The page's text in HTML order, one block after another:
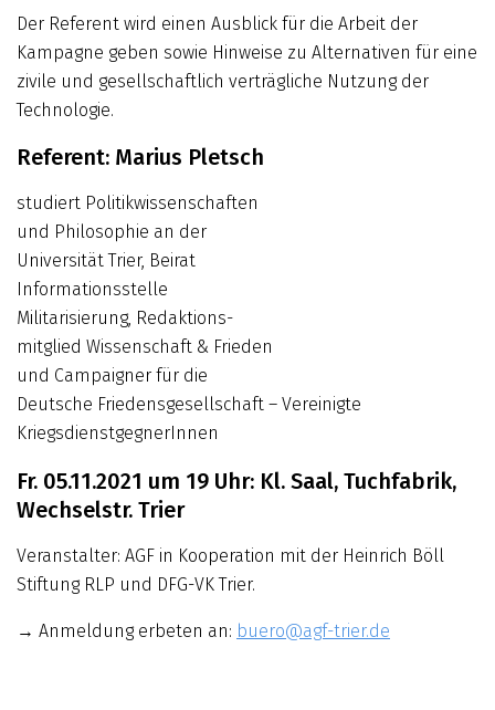
Der Referent wird einen Ausblick für die Arbeit der
Kampagne geben so­wie Hinweise zu Alternativen für eine
zivile und gesellschaftlich verträgliche Nutzung der
Technologie.
Referent: Marius Pletsch
studiert Politikwissenschaften
und Philosophie an der
Universität Trier, Beirat
Informationsstelle
Militarisierung, Redaktions­
mitglied Wissenschaft & Frieden
und Campaigner für die
Deutsche Friedens­gesellschaft – Vereinigte
KriegsdienstgegnerInnen
Fr. 05.11.2021 um 19 Uhr: Kl. Saal, Tuchfabrik,
Wechselstr. Trier
Veranstalter: AGF in Kooperation mit der Heinrich Böll
Stiftung RLP und DFG-VK Trier.
→ Anmeldung erbeten an: buero@agf-trier.de